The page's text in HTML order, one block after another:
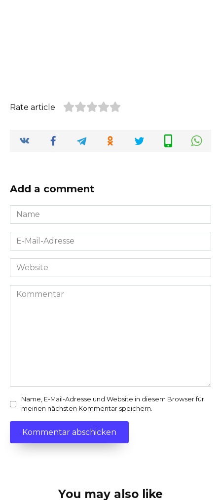
Rate article
Add a comment
Name
*
E-
Mail-
Adresse
Website
Kommentar
Name, E-Mail-Adresse und Website in diesem Browser für
meinen nächsten Kommentar speichern.
You may also like